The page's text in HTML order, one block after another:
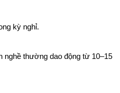
kỳ nghỉ.
nghề thường dao động từ 10–15